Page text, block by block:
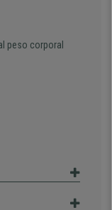
peso corporal